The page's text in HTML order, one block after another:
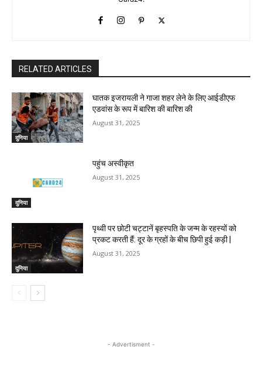
RELATED ARTICLES
दुनिया
घातक इजरायली ने गाजा शहर लेने के लिए आईडीएफ
एडवांस के रूप में बारिश की बारिश की
August 31, 2025
दुनिया
पहुंच अस्वीकृत
August 31, 2025
दुनिया
पृथ्वी पर छोटी चट्टानें बृहस्पति के जन्म के रहस्यों को
प्रकट करती हैं: दूर के ग्रहों के बीच छिपी हुई कड़ी |
August 31, 2025
- Advertisment -